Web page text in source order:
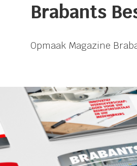
Brabants
Opmaak Magazine